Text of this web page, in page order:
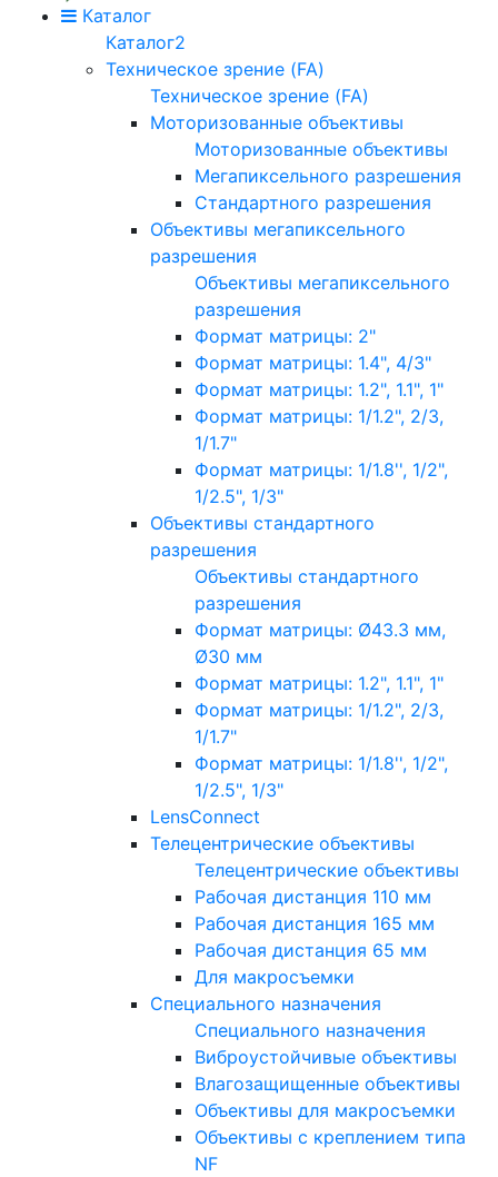
Каталог
Каталог2
Техническое зрение (FA)
Техническое зрение (FA)
Моторизованные объективы
Моторизованные объективы
Мегапиксельного разрешения
Стандартного разрешения
Объективы мегапиксельного
разрешения
Объективы мегапиксельного
разрешения
Формат матрицы: 2"
Формат матрицы: 1.4", 4/3"
Формат матрицы: 1.2", 1.1", 1"
Формат матрицы: 1/1.2", 2/3,
1/1.7"
Формат матрицы: 1/1.8'', 1/2",
1/2.5", 1/3"
Объективы стандартного
разрешения
Объективы стандартного
разрешения
Формат матрицы: Ø43.3 мм,
Ø30 мм
Формат матрицы: 1.2", 1.1", 1"
Формат матрицы: 1/1.2", 2/3,
1/1.7"
Формат матрицы: 1/1.8'', 1/2",
1/2.5", 1/3"
LensConnect
Телецентрические объективы
Телецентрические объективы
Рабочая дистанция 110 мм
Рабочая дистанция 165 мм
Рабочая дистанция 65 мм
Для макросъемки
Специального назначения
Специального назначения
Виброустойчивые объективы
Влагозащищенные объективы
Объективы для макросъемки
Объективы с креплением типа
NF